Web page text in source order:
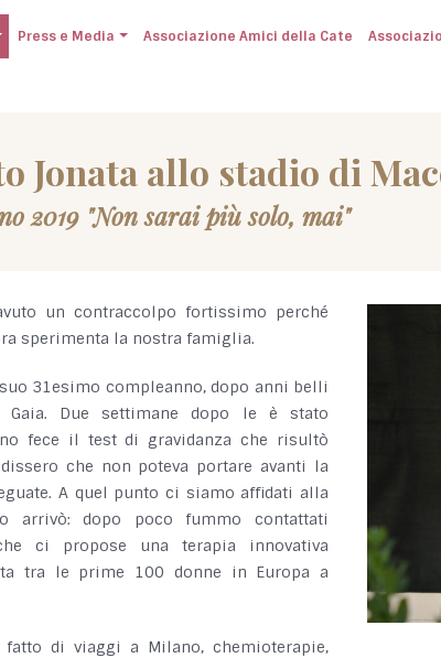
Press e Media Associazione Amici della Cate
Jonata allo stadio di
2019 "Non sarai più solo, mai"
un contraccolpo fortissimo perché
sperimenta la nostra famiglia.
31esimo compleanno, dopo anni belli
Due settimane dopo le è stato
fece il test di gravidanza che risultò
che non poteva portare avanti la
A quel punto ci siamo affidati alla
arrivò: dopo poco fummo contattati
ci propose una terapia innovativa
tra le prime 100 donne in Europa a
di viaggi a Milano, chemioterapie,